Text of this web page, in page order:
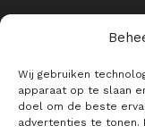
Wij gebruiken
apparaat op te slaan
doel om de beste
advertenties te tonen.
BLIJF OP
RAJO